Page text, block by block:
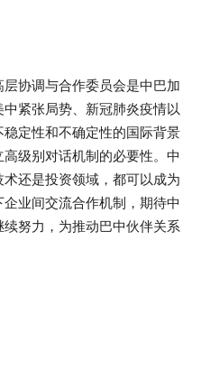
协调与合作委员会是中巴加
紧张局势、新冠肺炎疫情以
定性和不确定性的国际背景
级别对话机制的必要性。中
还是投资领域，都可以成为
业间交流合作机制，期待中
努力，为推动巴中伙伴关系